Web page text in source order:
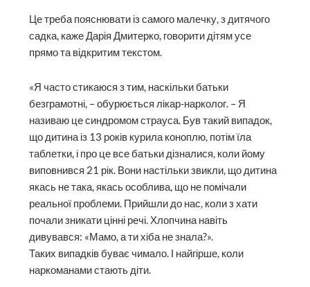
Це треба пояснювати із самого малечку, з дитячого
садка, каже Дарія Дмитерко, говорити дітям усе
прямо та відкритим текстом.
«Я часто стикаюся з тим, наскільки батьки
безграмотні, – обурюється лікар-нарколог. – Я
називаю це синдромом страуса. Був такий випадок,
що дитина із 13 років курила коноплю, потім їла
таблетки, і про це все батьки дізналися, коли йому
виповнився 21 рік. Вони настільки звикли, що дитина
якась не така, якась особлива, що не помічали
реальної проблеми. Прийшли до нас, коли з хати
почали зникати цінні речі. Хлопчина навіть
дивувався: «Мамо, а ти хіба не знала?».
Таких випадків буває чимало. І найгірше, коли
наркоманами стають діти.